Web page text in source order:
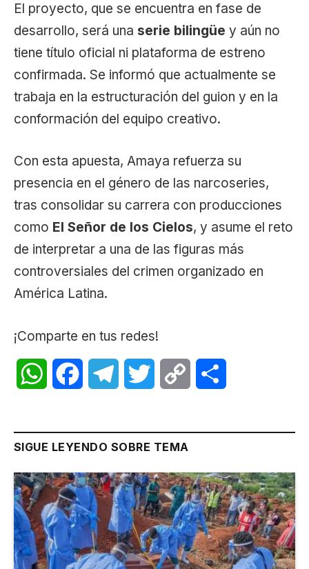
El proyecto, que se encuentra en fase de
desarrollo, será una serie bilingüe y aún no
tiene título oficial ni plataforma de estreno
confirmada. Se informó que actualmente se
trabaja en la estructuración del guion y en la
conformación del equipo creativo.
Con esta apuesta, Amaya refuerza su
presencia en el género de las narcoseries,
tras consolidar su carrera con producciones
como El Señor de los Cielos, y asume el reto
de interpretar a una de las figuras más
controversiales del crimen organizado en
América Latina.
¡Comparte en tus redes!
WhatsAppFacebookTelegramTwitter Copy
SIGUE LEYENDO SOBRE TEMA